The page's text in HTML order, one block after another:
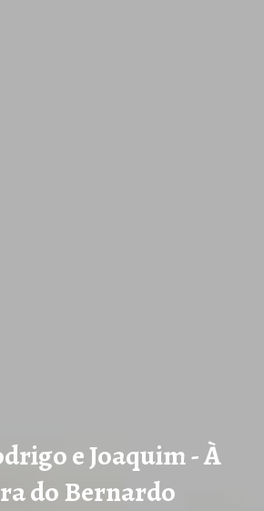
e Joaquim - À
do Bernardo